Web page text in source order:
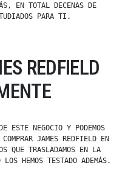
EN TOTAL DECENAS DE
PARA TI.
REDFIELD
ESTE NEGOCIO Y PODEMOS
JAMES REDFIELD EN
QUE TRASLADAMOS EN LA
HEMOS TESTADO ADEMÁS.